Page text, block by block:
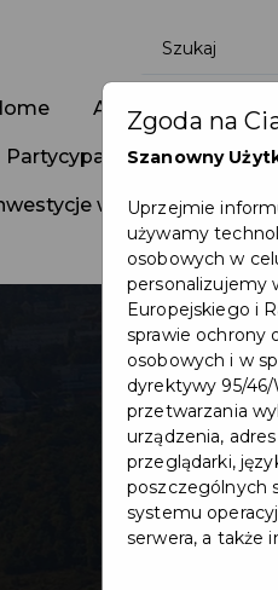
Aktualności
Partycypacja Społeczna
w Pruszczu
Zgoda na
Szanowny
Uprzejmie
używamy
osobowych w
personalizujemy
Europejskiego i
sprawie ochrony
osobowych i w
dyrektywy 95/
przetwarzania
urządzenia,
przeglądarki,
poszczególnych
systemu
serwera, a także